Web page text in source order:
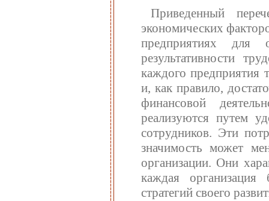
Приведенный
экономических
предприятиях для
результативности
каждого предприятия
и, как правило,
финансовой
реализуются путем
сотрудников. Эти
значимость может
организации. Они
каждая организация
стратегий своего